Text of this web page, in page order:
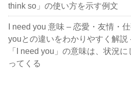
think so」の使い方を示す例文
I need you 意味 – 恋愛・友情・
youとの違いをわかりやすく解
「I need you」の意味は、状況
ってくる